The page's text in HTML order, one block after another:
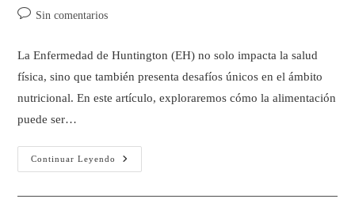
Sin comentarios
La Enfermedad de Huntington (EH) no solo impacta la salud
física, sino que también presenta desafíos únicos en el ámbito
nutricional. En este artículo, exploraremos cómo la alimentación
puede ser…
Continuar Leyendo